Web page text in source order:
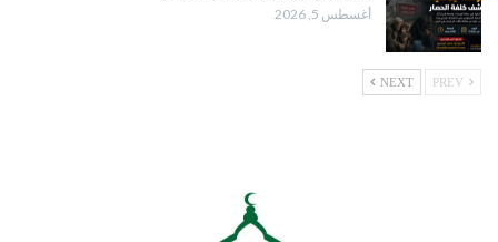
أغسطس 5, 2026
NEXT